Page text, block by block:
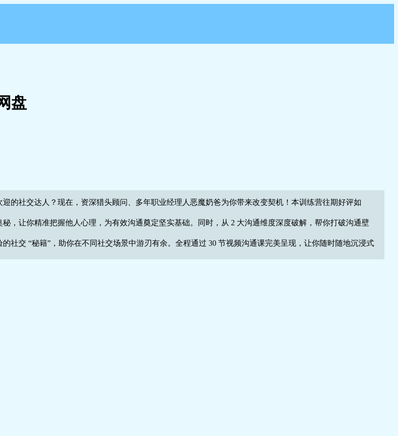
盘
的社交达人？现在，资深猎头顾问、多年职业经理人恶魔奶爸为你带来改变契机！本训练营往期好评如
，让你精准把握他人心理，为有效沟通奠定坚实基础。同时，从 2 大沟通维度深度破解，帮你打破沟通壁
社交 “秘籍”，助你在不同社交场景中游刃有余。全程通过 30 节视频沟通课完美呈现，让你随时随地沉浸式